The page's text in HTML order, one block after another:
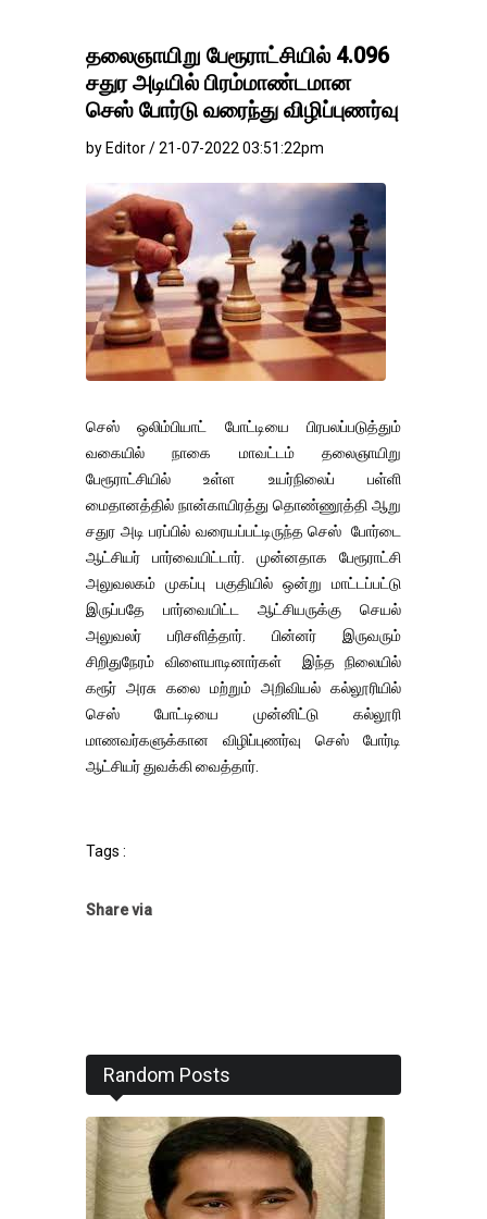
தலைஞாயிறு பேரூராட்சியில் 4.096
சதுர அடியில் பிரம்மாண்டமான
செஸ் போர்டு வரைந்து விழிப்புணர்வு
by Editor / 21-07-2022 03:51:22pm
செஸ் ஒலிம்பியாட் போட்டியை பிரபலப்படுத்தும்
வகையில் நாகை மாவட்டம் தலைஞாயிறு
பேரூராட்சியில் உள்ள உயர்நிலைப் பள்ளி
மைதானத்தில் நான்காயிரத்து தொண்ணூத்தி ஆறு
சதுர அடி பரப்பில் வரையப்பட்டிருந்த செஸ் போர்டை
ஆட்சியர் பார்வையிட்டார். முன்னதாக பேரூராட்சி
அலுவலகம் முகப்பு பகுதியில் ஒன்று மாட்டப்பட்டு
இருப்பதே பார்வையிட்ட ஆட்சியருக்கு செயல்
அலுவலர் பரிசளித்தார். பின்னர் இருவரும்
சிறிதுநேரம் விளையாடினார்கள் இந்த நிலையில்
கரூர் அரசு கலை மற்றும் அறிவியல் கல்லூரியில்
செஸ் போட்டியை முன்னிட்டு கல்லூரி
மாணவர்களுக்கான விழிப்புணர்வு செஸ் போர்டி
ஆட்சியர் துவக்கி வைத்தார்.
Tags :
Share via
Random Posts